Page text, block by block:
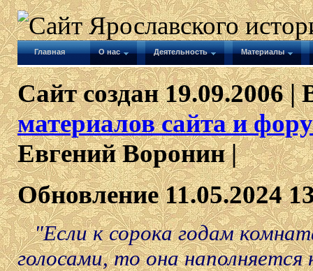
Главная О нас Деятельность Материалы
Сайт создан 19.09.2006 |
материалов сайта и
Евгений Воронин |
Обновление 11.05.2024
"Если к сорока годам
голосами, то она